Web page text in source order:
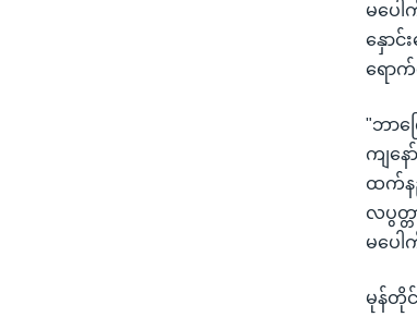
မပေ
နှောင်
ရောက်
"ဘာက
ကျန
ထက်န
လပွတ္
မပေါ
မုန်တို